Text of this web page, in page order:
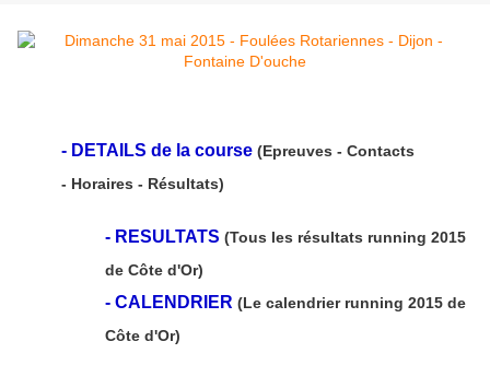
- DETAILS de la course (Epreuves - Contacts
- Horaires - Résultats)
- RESULTATS (Tous les résultats running 2015
de Côte d'Or)
- CALENDRIER (Le calendrier running 2015 de
Côte d'Or)